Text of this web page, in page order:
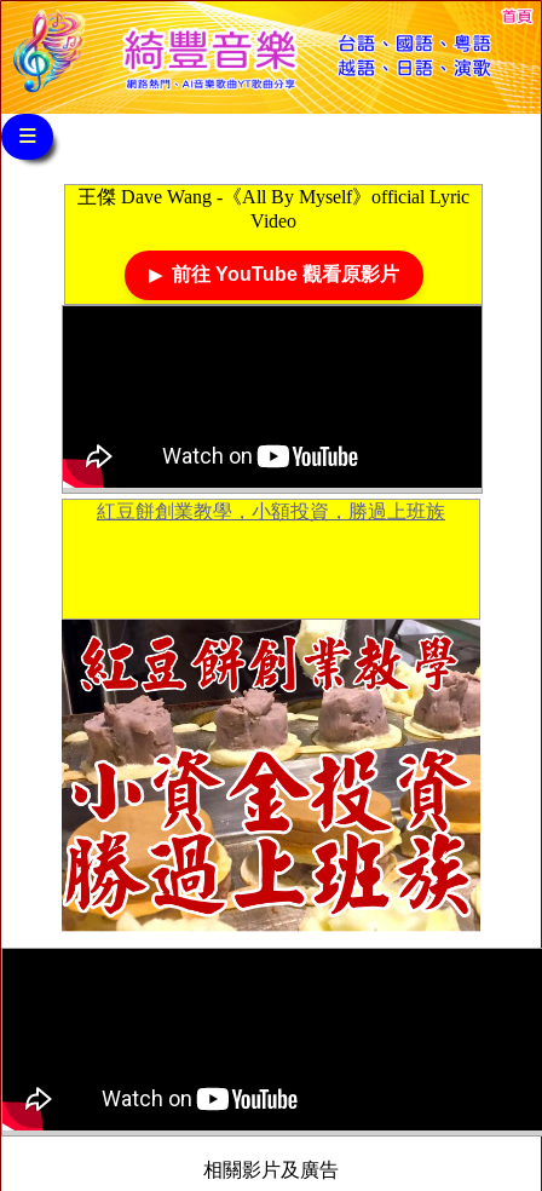
≡
王傑 Dave Wang -《All By Myself》official Lyric
Video
前往 YouTube 觀看原影片
紅豆餅創業教學，小額投資，勝過上班族
相關影片及廣告